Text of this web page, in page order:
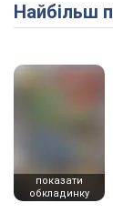
Найбільш
показати
обкладинку